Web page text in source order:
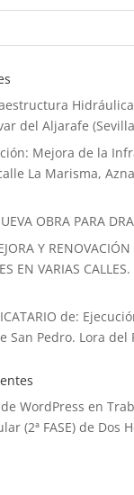
del Aljarafe
Mejora de la
La Marisma,
OBRA PARA
Y RENOVACIÓN
EN VARIAS CALLES.
de:
San Pedro. Lora del
WordPress en
(2ª FASE) de Dos